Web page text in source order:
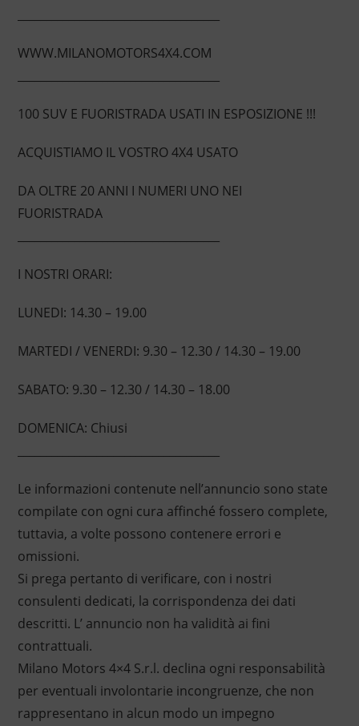
WWW.MILANOMOTORS4X4.COM
100 SUV E FUORISTRADA USATI IN ESPOSIZIONE !!!
ACQUISTIAMO IL VOSTRO 4X4 USATO
DA OLTRE 20 ANNI I NUMERI UNO NEI
FUORISTRADA
I NOSTRI ORARI:
LUNEDI: 14.30 – 19.00
MARTEDI / VENERDI: 9.30 – 12.30 / 14.30 – 19.00
SABATO: 9.30 – 12.30 / 14.30 – 18.00
DOMENICA: Chiusi
Le informazioni contenute nell’annuncio sono state
compilate con ogni cura affinché fossero complete,
tuttavia, a volte possono contenere errori e
omissioni.
Si prega pertanto di verificare, con i nostri
consulenti dedicati, la corrispondenza dei dati
descritti. L’ annuncio non ha validità ai fini
contrattuali.
Milano Motors 4×4 S.r.l. declina ogni responsabilità
per eventuali involontarie incongruenze, che non
rappresentano in alcun modo un impegno